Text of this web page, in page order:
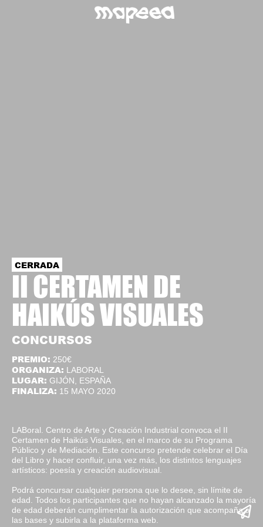
CERRADA
II CERTAMEN DE
HAIKÚS VISUALES
CONCURSOS
PREMIO: 250€
ORGANIZA: LABORAL
LUGAR: GIJÓN, ESPAÑA
FINALIZA: 15 MAYO 2020
LABoral. Centro de Arte y Creación Industrial convoca el II
Certamen de Haikús Visuales, en el marco de su Programa
Público y de Mediación. Este concurso pretende celebrar el Día
del Libro y hacer confluir, una vez más, los distintos lenguajes
artísticos: poesía y creación audiovisual.
Podrá concursar cualquier persona que lo desee, sin límite de
edad. Todos los participantes que no hayan alcanzado la mayoría
de edad deberán cumplimentar la autorización que acompaña a
las bases y subirla a la plataforma web.